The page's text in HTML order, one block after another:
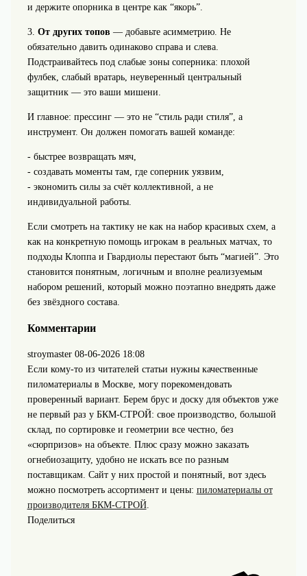
и держите опорника в центре как “якорь”.
3. От других топов — добавьте асимметрию. Не
обязательно давить одинаково справа и слева.
Подстраивайтесь под слабые зоны соперника: плохой
фулбек, слабый вратарь, неуверенный центральный
защитник — это ваши мишени.
И главное: прессинг — это не “стиль ради стиля”, а
инструмент. Он должен помогать вашей команде:
- быстрее возвращать мяч,
- создавать моменты там, где соперник уязвим,
- экономить силы за счёт коллективной, а не
индивидуальной работы.
Если смотреть на тактику не как на набор красивых схем, а
как на конкретную помощь игрокам в реальных матчах, то
подходы Клоппа и Гвардиолы перестают быть “магией”. Это
становится понятным, логичным и вполне реализуемым
набором решений, который можно поэтапно внедрять даже
без звёздного состава.
Комментарии
stroymaster 08-06-2026 18:08
Если кому-то из читателей статьи нужны качественные
пиломатериалы в Москве, могу порекомендовать
проверенный вариант. Берем брус и доску для объектов уже
не первый раз у БКМ-СТРОЙ: свое производство, большой
склад, по сортировке и геометрии все честно, без
«сюрпризов» на объекте. Плюс сразу можно заказать
огнебиозащиту, удобно не искать все по разным
поставщикам. Сайт у них простой и понятный, вот здесь
можно посмотреть ассортимент и цены: пиломатериалы от
производителя БКМ-СТРОЙ.
Поделиться